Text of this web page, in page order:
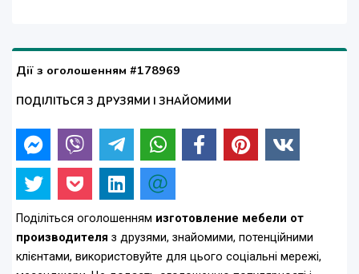
Дії з оголошенням #178969
ПОДІЛІТЬСЯ З ДРУЗЯМИ І ЗНАЙОМИМИ
Поділіться оголошенням изготовление мебели от
производителя з друзями, знайомими, потенційними
клієнтами, використовуйте для цього соціальні мережі,